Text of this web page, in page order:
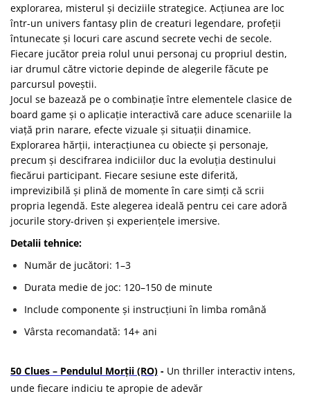
explorarea, misterul și deciziile strategice. Acțiunea are loc
într-un univers fantasy plin de creaturi legendare, profeții
întunecate și locuri care ascund secrete vechi de secole.
Fiecare jucător preia rolul unui personaj cu propriul destin,
iar drumul către victorie depinde de alegerile făcute pe
parcursul poveștii.
Jocul se bazează pe o combinație între elementele clasice de
board game și o aplicație interactivă care aduce scenariile la
viață prin narare, efecte vizuale și situații dinamice.
Explorarea hărții, interacțiunea cu obiecte și personaje,
precum și descifrarea indiciilor duc la evoluția destinului
fiecărui participant. Fiecare sesiune este diferită,
imprevizibilă și plină de momente în care simți că scrii
propria legendă. Este alegerea ideală pentru cei care adoră
jocurile story-driven și experiențele imersive.
Detalii tehnice:
Număr de jucători: 1–3
Durata medie de joc: 120–150 de minute
Include componente și instrucțiuni în limba română
Vârsta recomandată: 14+ ani
50 Clues – Pendulul Morții (RO) - Un thriller interactiv intens,
unde fiecare indiciu te apropie de adevăr